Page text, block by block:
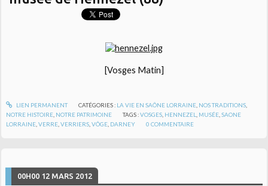
[Vosges Matin]
LIEN PERMANENT CATÉGORIES : LA VIE EN SAÔNE LORRAINE, NOS TRADITIONS,
NOTRE HISTOIRE NOTRE PATRIMOINE TAGS :VOSGES HENNEZEL MUSÉE ,SAONE
LORRAINE ,VERRE ,VERRIERS ,VÔGE DARNEY 0 COMMENTAIRE
00H00 12 MARS 2012